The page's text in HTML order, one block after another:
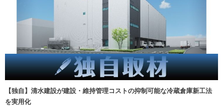
【独自】清水建設が建設・維持管理コストの抑制可能な冷蔵倉庫新工法
を実用化